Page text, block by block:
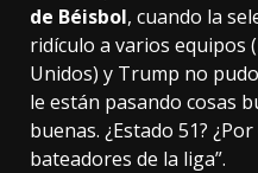
de Béisbol, cuando la
ridículo a varios equipos
Unidos) y Trump no
le están pasando cosas
buenas. ¿Estado 51?
bateadores de la liga”.